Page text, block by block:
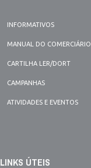
INFORMATIVOS
MANUAL DO COMERCIÁRIO
CARTILHA LER/DORT
CAMPANHAS
ATIVIDADES E EVENTOS
LINKS ÚTEIS